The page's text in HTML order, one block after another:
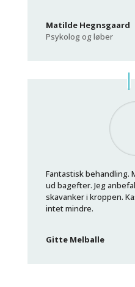
Matilde Hegnsgaard
Psykolog og løber
Fantastisk behandling.
ud bagefter. Jeg
skavanker i kroppen.
intet mindre.
Gitte Melballe